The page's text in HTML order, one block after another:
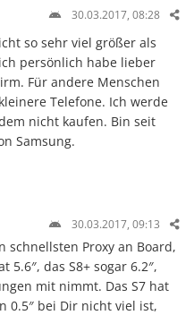
30.03.2017, 08:28
so sehr viel größer als
persönlich habe lieber
Für andere Menschen
Telefone. Ich werde
nicht kaufen. Bin seit
Samsung.
30.03.2017, 09:13
schnellsten Proxy an Board,
5.6″, das S8+ sogar 6.2″,
mit nimmt. Das S7 hat
0.5″ bei Dir nicht viel ist,